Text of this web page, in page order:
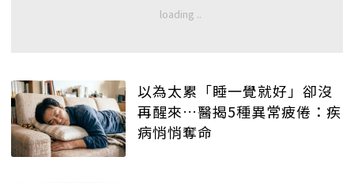
以為太累「睡一覺就好」卻沒
再醒來…醫揭5種異常疲倦：疾
病悄悄奪命